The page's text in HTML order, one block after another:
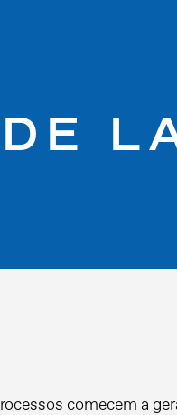
comecem a